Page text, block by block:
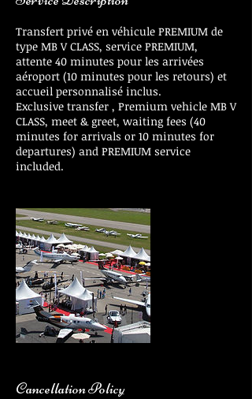
Transfert privé en véhicule PREMIUM de
type MB V CLASS, service PREMIUM,
attente 40 minutes pour les arrivées
aéroport (10 minutes pour les retours) et
accueil personnalisé inclus.
Exclusive transfer , Premium vehicle MB V
CLASS, meet & greet, waiting fees (40
minutes for arrivals or 10 minutes for
departures) and PREMIUM service
included.
Cancellation Policy